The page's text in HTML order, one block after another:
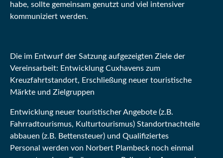
habe, sollte gemeinsam genutzt und viel intensiver
kommuniziert werden.
Die im Entwurf der Satzung aufgezeigten Ziele der
Vereinsarbeit: Entwicklung Cuxhavens zum
Kreuzfahrtstandort, Erschließung neuer touristische
Märkte und Zielgruppen
Entwicklung neuer touristischer Angebote (z.B.
Fahrradtourismus, Kulturtourismus) Standortnachteile
abbauen (z.B. Bettensteuer) und Qualifiziertes
Personal werden von Norbert Plambeck noch einmal